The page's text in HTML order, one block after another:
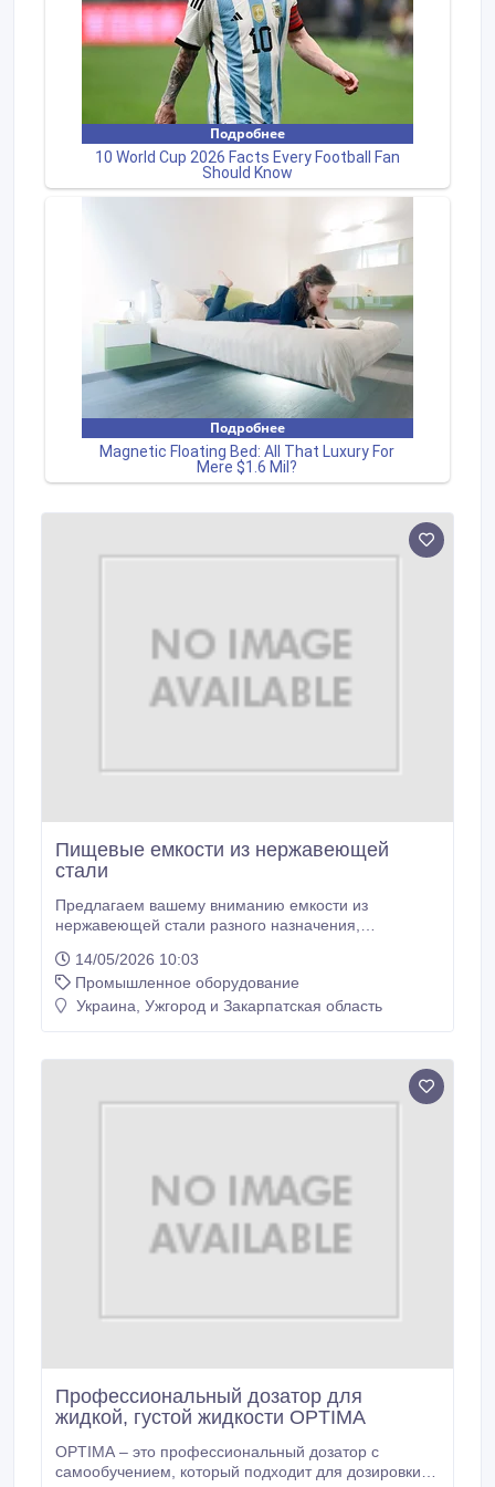
Пищевые емкости из нержавеющей
стали
Предлагаем вашему вниманию емкости из
нержавеющей стали разного назначения,
для питьевой воды, фруктовых соков, вина, свежего
молока и кисломолочных продуктов, пищевого
спирта, сиропов и многих других продуктов. Мы
14/05/2026 10:03
Промышленное оборудование
Украина, Ужгород и Закарпатская область
Профессиональный дозатор для
жидкой, густой жидкости OPTIMA
OPTIMA – это профессиональный дозатор с
самообучением, который подходит для дозировки